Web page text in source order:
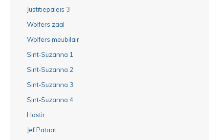
Justitiepaleis 3
Wolfers zaal
Wolfers meubilair
Sint-Suzanna 1
Sint-Suzanna 2
Sint-Suzanna 3
Sint-Suzanna 4
Hastir
Jef Pataat